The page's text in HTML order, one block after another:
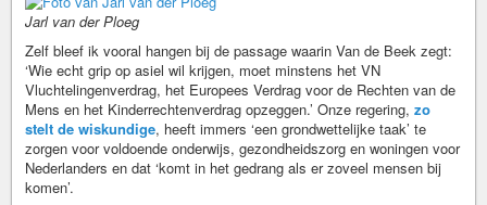
Jarl van der Ploeg
Zelf bleef ik vooral hangen bij de passage waarin Van de Beek zegt:
‘Wie echt grip op asiel wil krijgen, moet minstens het VN
Vluchtelingenverdrag, het Europees Verdrag voor de Rechten van de
Mens en het Kinderrechtenverdrag opzeggen.’ Onze regering, zo
stelt de wiskundige, heeft immers ‘een grondwettelijke taak’ te
zorgen voor voldoende onderwijs, gezondheidszorg en woningen voor
Nederlanders en dat ‘komt in het gedrang als er zoveel mensen bij
komen’.